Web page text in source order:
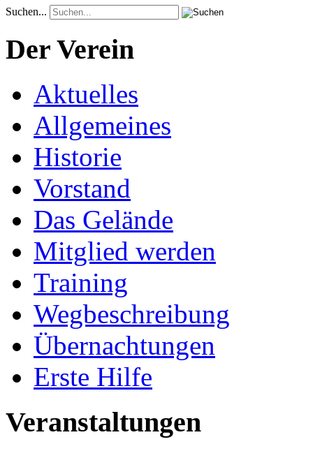
Suchen...
Der Verein
Aktuelles
Allgemeines
Historie
Vorstand
Das Gelände
Mitglied werden
Training
Wegbeschreibung
Übernachtungen
Erste Hilfe
Veranstaltungen